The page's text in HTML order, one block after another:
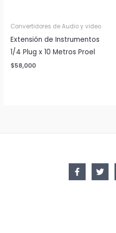
Convertidores de Audio y video
Extensión de Instrumentos
1/4 Plug x 10 Metros Proel
$58,000